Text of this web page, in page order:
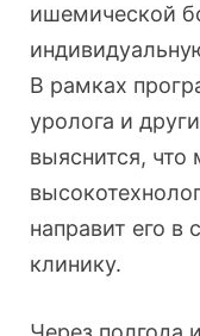
ишемической
В рамках
уролога и
выяснится,
направит его в
клинику.